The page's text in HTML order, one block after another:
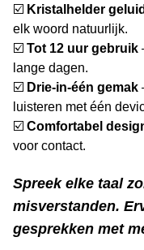
☑️ Kristalhelder geluid
elk woord natuurlijk.
☑️ Tot 12 uur gebruik
lange dagen.
☑️ Drie-in-één gemak
luisteren met één
☑️ Comfortabel
voor contact.
Spreek elke taal
misverstanden.
gesprekken met